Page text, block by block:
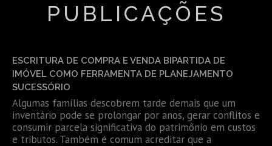
PUBLICAÇÕES
ESCRITURA DE COMPRA E VENDA BIPARTIDA DE
IMÓVEL COMO FERRAMENTA DE PLANEJAMENTO
SUCESSÓRIO
Algumas famílias descobrem tarde demais que um
inventário pode se prolongar por anos, gerar conflitos e
consumir parcela significativa do patrimônio em custos
e tributos. Também é comum acreditar que a